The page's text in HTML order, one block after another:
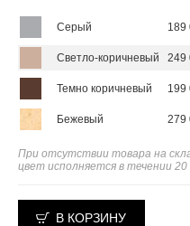
Серый 189
Светло-коричневый 249
Темно коричневый 199
Бежевый 279
При отсутствии товара на
цвет исполняется в течении 20
В КОРЗИНУ